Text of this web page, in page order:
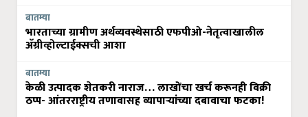
बातम्या
भारताच्या ग्रामीण अर्थव्यवस्थेसाठी एफपीओ-नेतृत्वाखालील
अ‍ॅग्रीव्होल्टाईक्सची आशा
बातम्या
केळी उत्पादक शेतकरी नाराज… लाखोंचा खर्च करूनही विक्री
ठप्प- आंतरराष्ट्रीय तणावासह व्यापाऱ्यांच्या दबावाचा फटका!